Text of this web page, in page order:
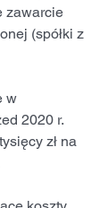
zawarcie
(spółki z
w
2020 r.
zł na